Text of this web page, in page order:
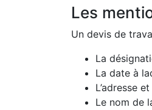
Les
Un devis de
La
La date à
L’adresse
Le nom de